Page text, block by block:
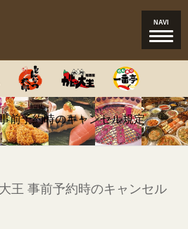
Toggle
NAVI
前予約時のキャンセル規定
王 事前予約時のキャンセル